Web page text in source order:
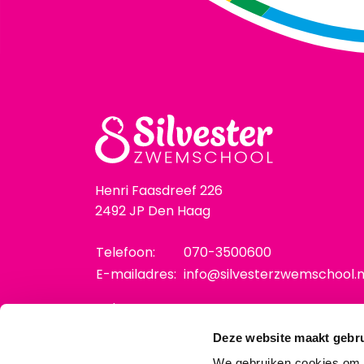
Deze website maakt
Henri Faasdreef 226
2492 JP Den Haag
Telefoon:
070-3500600
E-mailadres:
Volg ons: